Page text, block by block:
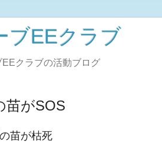
ブEEクラブ
クラブの活動ブログ
苗がSOS
苗が枯死